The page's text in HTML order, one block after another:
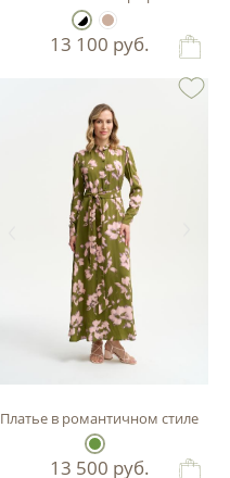
13 100 руб.
Платье в романтичном стиле
13 500 руб.